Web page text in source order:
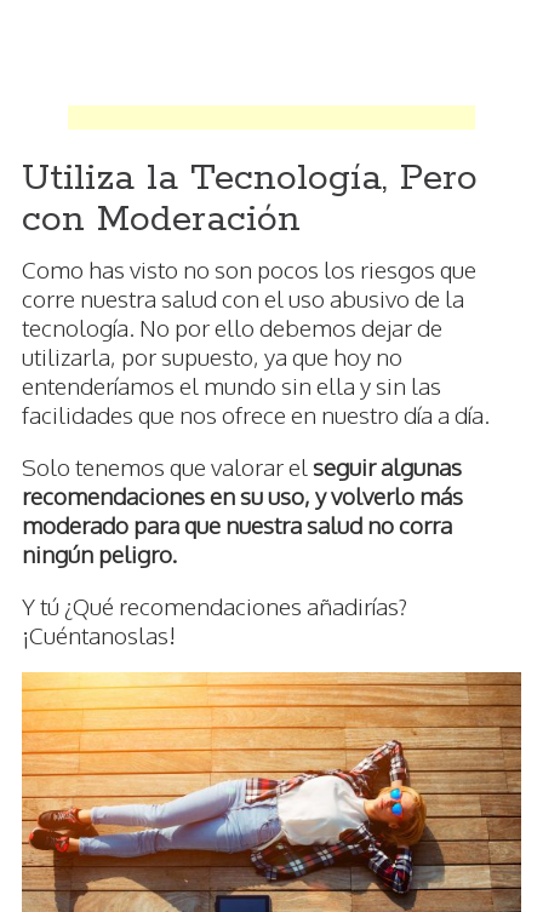
Utiliza la Tecnología, Pero
con Moderación
Como has visto no son pocos los riesgos que
corre nuestra salud con el uso abusivo de la
tecnología. No por ello debemos dejar de
utilizarla, por supuesto, ya que hoy no
entenderíamos el mundo sin ella y sin las
facilidades que nos ofrece en nuestro día a día.
Solo tenemos que valorar el seguir algunas
recomendaciones en su uso, y volverlo más
moderado para que nuestra salud no corra
ningún peligro.
Y tú ¿Qué recomendaciones añadirías?
¡Cuéntanoslas!